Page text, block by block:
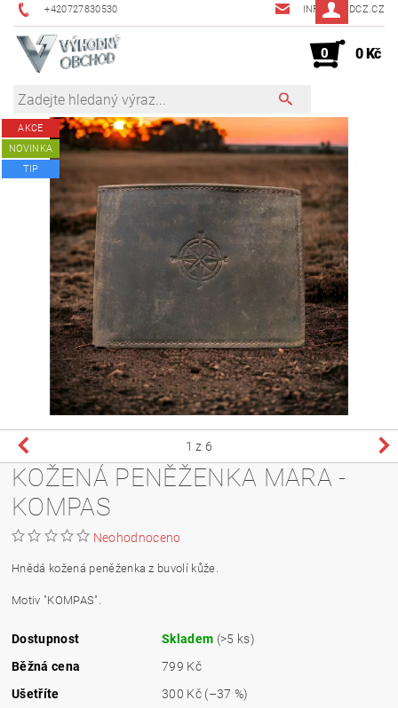
+420727830530 INFO@JMDCZ.CZ
0 0 Kč
AKCE
NOVINKA
TIP
1 z 6
KOŽENÁ PENĚŽENKA MARA -
KOMPAS
Neohodnoceno
Hnědá kožená peněženka z buvolí kůže.
Motiv "KOMPAS".
Dostupnost Skladem (>5 ks)
Běžná cena
799 Kč
Ušetříte
300 Kč (–37 %)